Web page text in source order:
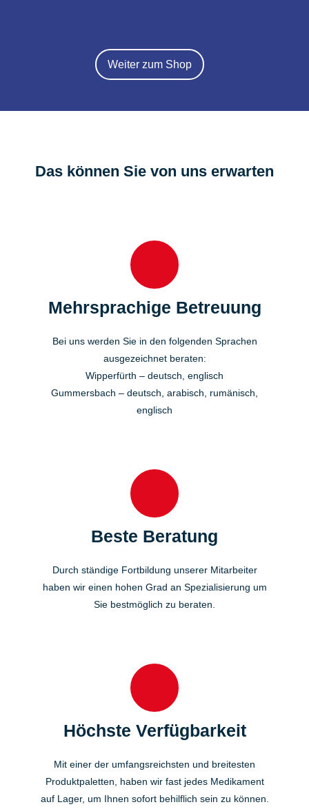
Weiter zum Shop
Das können Sie von uns erwarten
Mehrsprachige Betreuung
Bei uns werden Sie in den folgenden Sprachen
ausgezeichnet beraten:
Wipperfürth – deutsch, englisch
Gummersbach – deutsch, arabisch, rumänisch,
englisch
Beste Beratung
Durch ständige Fortbildung unserer Mitarbeiter
haben wir einen hohen Grad an Spezialisierung um
Sie bestmöglich zu beraten.
Höchste Verfügbarkeit
Mit einer der umfangsreichsten und breitesten
Produktpaletten, haben wir fast jedes Medikament
auf Lager, um Ihnen sofort behilflich sein zu können.